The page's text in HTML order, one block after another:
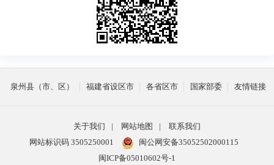
泉州县（市、区） 福建省设区市 各省区市 国家部委 友情链接
关于我们 | 网站地图 |
联系我们
网站标识码 3505250001
闽公网安备35052502000115
闽ICP备05010602号-1